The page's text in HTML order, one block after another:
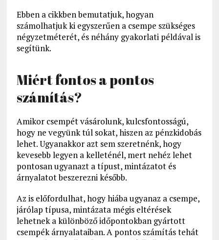
Ebben a cikkben bemutatjuk, hogyan
számolhatjuk ki egyszerűen a csempe szükséges
négyzetméterét, és néhány gyakorlati példával is
segítünk.
Miért fontos a pontos
számítás?
Amikor csempét vásárolunk, kulcsfontosságú,
hogy ne vegyünk túl sokat, hiszen az pénzkidobás
lehet. Ugyanakkor azt sem szeretnénk, hogy
kevesebb legyen a kelleténél, mert nehéz lehet
pontosan ugyanazt a típust, mintázatot és
árnyalatot beszerezni később.
Az is előfordulhat, hogy hiába ugyanaz a csempe,
járólap típusa, mintázata mégis eltérések
lehetnek a különböző időpontokban gyártott
csempék árnyalataiban. A pontos számítás tehát